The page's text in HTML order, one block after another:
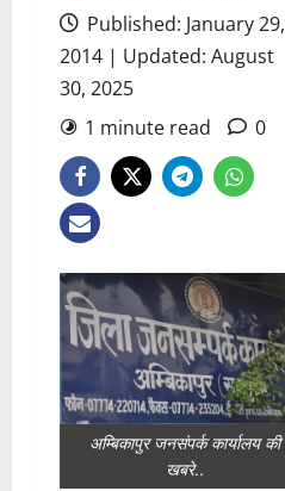
Published: January 29,
2014 | Updated: August
30, 2025
1 minute read
0
अम्बिकापुर जनसंपर्क कार्यालय की
खबरे..